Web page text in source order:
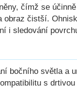
čímž se
čistší.
i sledování
bočního světla a
s